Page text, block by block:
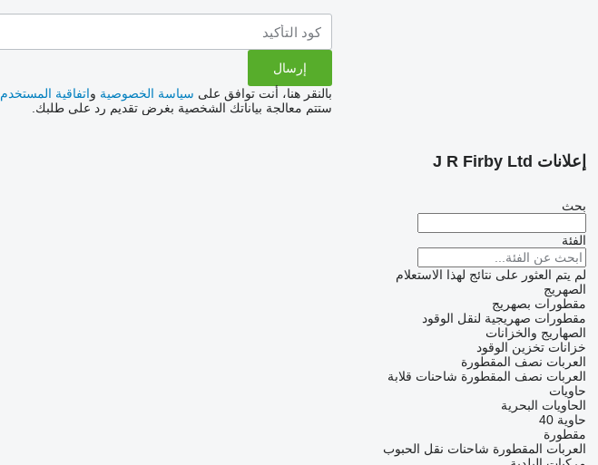
بالنقر هنا، أنت توافق على سياسة الخصوصية واتفاقية المستخدم
ستتم معالجة بياناتك الشخصية بغرض تقديم رد على طلبك.
إعلانات J R Firby Ltd
بحث
الفئة
لم يتم العثور على نتائج لهذا الاستعلام
الصهريج
مقطورات بصهريج
مقطورات صهريجية لنقل الوقود
الصهاريج والخزانات
خزانات تخزين الوقود
العربات نصف المقطورة
العربات نصف المقطورة شاحنات قلابة
حاويات
الحاويات البحرية
حاوية 40
مقطورة
العربات المقطورة شاحنات نقل الحبوب